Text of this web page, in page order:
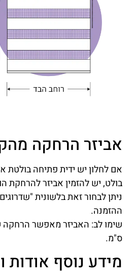
אביזר הרחקה
אם לחלון יש ידית פתיחה בולטת
בולט, יש להזמין אביזר להרחקת
ניתן לבחור זאת בלשונית
ההזמנה.
ס"מ.
מידע נוסף אודות